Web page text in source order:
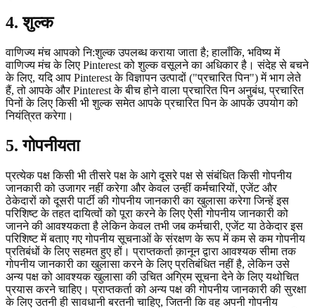
4. शुल्क
वाणिज्य मंच आपको नि:शुल्क उपलब्ध कराया जाता है; हालाँकि, भविष्य में
वाणिज्य मंच के लिए Pinterest को शुल्क वसूलने का अधिकार है। संदेह से बचने
के लिए, यदि आप Pinterest के विज्ञापन उत्पादों ("प्रचारित पिन") में भाग लेते
हैं, तो आपके और Pinterest के बीच होने वाला प्रचारित पिन अनुबंध, प्रचारित
पिनों के लिए किसी भी शुल्क समेत आपके प्रचारित पिन के आपके उपयोग को
नियंत्रित करेगा।
5. गोपनीयता
प्रत्येक पक्ष किसी भी तीसरे पक्ष के आगे दूसरे पक्ष से संबंधित किसी गोपनीय
जानकारी को उजागर नहीं करेगा और केवल उन्हीं कर्मचारियों, एजेंट और
ठेकेदारों को दूसरी पार्टी की गोपनीय जानकारी का खुलासा करेगा जिन्हें इस
परिशिष्ट के तहत दायित्वों को पूरा करने के लिए ऐसी गोपनीय जानकारी को
जानने की आवश्यकता है लेकिन केवल तभी जब कर्मचारी, एजेंट या ठेकेदार इस
परिशिष्ट में बताए गए गोपनीय सूचनाओं के संरक्षण के रूप में कम से कम गोपनीय
प्रतिबंधों के लिए सहमत हुए हों। प्राप्तकर्ता क़ानून द्वारा आवश्यक सीमा तक
गोपनीय जानकारी का खुलासा करने के लिए प्रतिबंधित नहीं है, लेकिन उसे
अन्य पक्ष को आवश्यक खुलासा की उचित अग्रिम सूचना देने के लिए यथोचित
प्रयास करने चाहिए। प्राप्तकर्ता को अन्य पक्ष की गोपनीय जानकारी की सुरक्षा
के लिए उतनी ही सावधानी बरतनी चाहिए, जितनी कि वह अपनी गोपनीय